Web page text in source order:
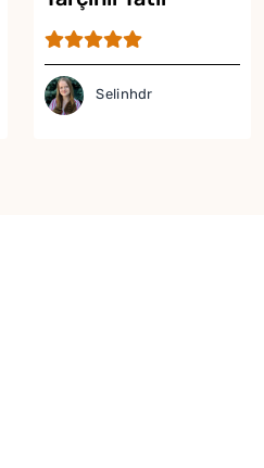
Lokmalar Tarifi
Selinhdr